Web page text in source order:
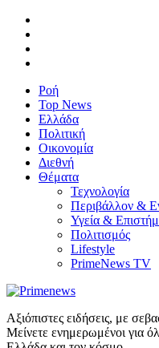
Ροή
Top News
Ελλάδα
Πολιτική
Οικονομία
Διεθνή
Θέματα
Τεχνολογία
Περιβάλλον &
Υγεία &
Πολιτισμός
Lifestyle
PrimeNews TV
Αξιόπιστες ειδήσεις, με
Μείνετε ενημερωμένοι για